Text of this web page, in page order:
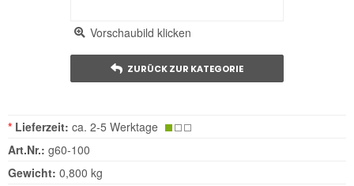
Vorschaubild klicken
ZURÜCK ZUR KATEGORIE
* Lieferzeit: ca. 2-5 Werktage
Art.Nr.: g60-100
Gewicht: 0,800 kg